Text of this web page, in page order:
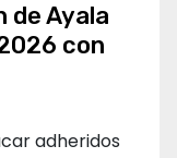
de Ayala
con
adheridos